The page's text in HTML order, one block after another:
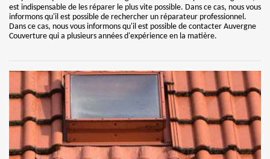
est indispensable de les réparer le plus vite possible. Dans ce cas, nous vous
informons qu'il est possible de rechercher un réparateur professionnel.
Dans ce cas, nous vous informons qu'il est possible de contacter Auvergne
Couverture qui a plusieurs années d'expérience en la matière.